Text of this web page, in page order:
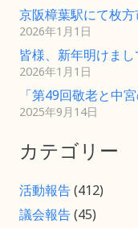
京阪樟葉駅にて枚
2026年1月1日
皆様、新年明けま
2026年1月1日
「第49回敬老と中
2025年9月14日
カテゴリー
活動報告(412)
議会報告(45)